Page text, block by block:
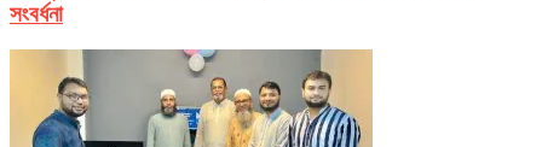
সংবর্ধনা